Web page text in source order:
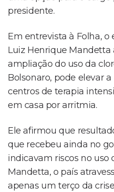
presidente.
Em entrevista à Folha,
Luiz Henrique Mandetta
ampliação do uso da
Bolsonaro, pode elevar
centros de terapia
em casa por arritmia.
Ele afirmou que
que recebeu ainda no
indicavam riscos no uso
Mandetta, o país
apenas um terço da